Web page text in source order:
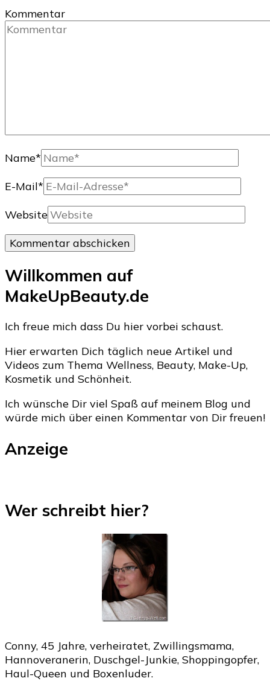
Kommentar
Name*
E-Mail*
Website
Willkommen auf
MakeUpBeauty.de
Ich freue mich dass Du hier vorbei schaust.
Hier erwarten Dich täglich neue Artikel und
Videos zum Thema Wellness, Beauty, Make-Up,
Kosmetik und Schönheit.
Ich wünsche Dir viel Spaß auf meinem Blog und
würde mich über einen Kommentar von Dir freuen!
Anzeige
Wer schreibt hier?
Conny, 45 Jahre, verheiratet, Zwillingsmama,
Hannoveranerin, Duschgel-Junkie, Shoppingopfer,
Haul-Queen und Boxenluder.